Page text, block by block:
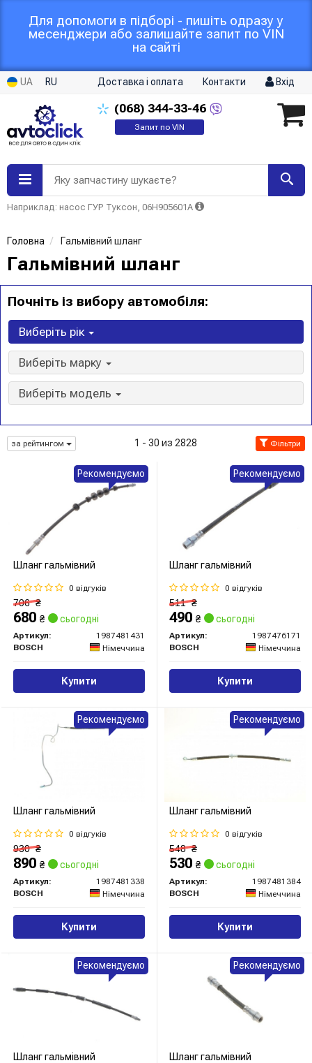
Для допомоги в підборі - пишіть одразу у
месенджери або залишайте запит по VIN
на сайті
UA RU Доставка і оплата Контакти Вхід
(068) 344-33-46
Запит по VIN
Яку запчастину шукаєте?
Наприклад: насос ГУР Туксон, 06H905601A
Головна Гальмівний шланг
Гальмівний шланг
Почніть із вибору автомобіля:
Виберіть рік
Виберіть марку
Виберіть модель
за рейтингом 1 - 30 из 2828 Фільтри
Шланг гальмівний
0 відгуків
706₴
680 ₴ сьогодні
Артикул:
1987481431
BOSCH
Німеччина
Купити
Рекомендуємо
Шланг гальмівний
0 відгуків
511₴
490 ₴ сьогодні
Артикул:
1987476171
BOSCH
Німеччина
Купити
Рекомендуємо
Шланг гальмівний
0 відгуків
930₴
890 ₴ сьогодні
Артикул:
1987481338
BOSCH
Німеччина
Купити
Рекомендуємо
Шланг гальмівний
0 відгуків
548₴
530 ₴ сьогодні
Артикул:
1987481384
BOSCH
Німеччина
Купити
Рекомендуємо
Шланг гальмівний
Рекомендуємо
Шланг гальмівний
Рекомендуємо